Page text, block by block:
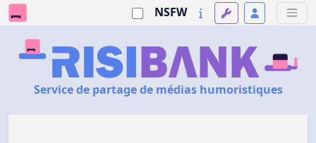
NSFW
Service de partage de médias humoristiques